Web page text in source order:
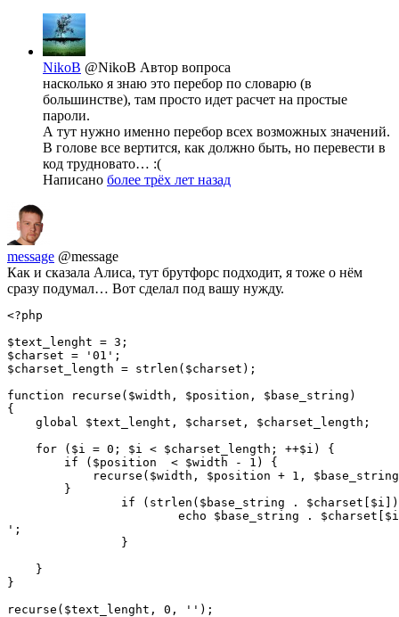
NikoB @NikoB Автор вопроса
насколько я знаю это перебор по словарю (в
большинстве), там просто идет расчет на простые
пароли.
А тут нужно именно перебор всех возможных значений.
В голове все вертится, как должно быть, но перевести в
код трудновато… :(
Написано более трёх лет назад
message @message
Как и сказала Алиса, тут брутфорс подходит, я тоже о нём
сразу подумал… Вот сделал под вашу нужду.
<?php
$text_lenght = 3;
$charset = '01';
$charset_length = strlen($charset);
function recurse($width, $position, $base_string)
{
    global $text_lenght, $charset, $charset_length;
    for ($i = 0; $i < $charset_length; ++$i) {
        if ($position  < $width - 1) {
recurse($width, $position + 1,
        }
';
    }
}
recurse($text_lenght, 0, '');